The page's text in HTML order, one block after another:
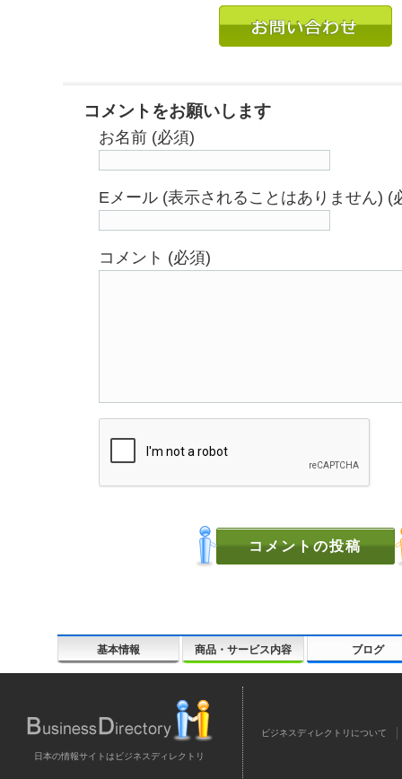
コメントをお願いします
お名前 (必須)
Eメール (表示されることはありません) (
コメント (必須)
基本情報 商品・サービス内容 ブログ
日本の情報サイトはビジネスディレクトリ
ビジネスディレクトリについて